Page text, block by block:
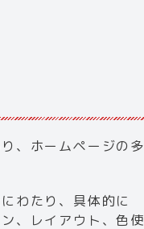
、ホームページの多
わたり、具体的に
、レイアウト、色使